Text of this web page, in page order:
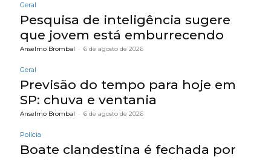
Geral
Pesquisa de inteligência sugere
que jovem está emburrecendo
Anselmo Brombal - 6 de agosto de 2026
Geral
Previsão do tempo para hoje em
SP: chuva e ventania
Anselmo Brombal - 6 de agosto de 2026
Polícia
Boate clandestina é fechada por